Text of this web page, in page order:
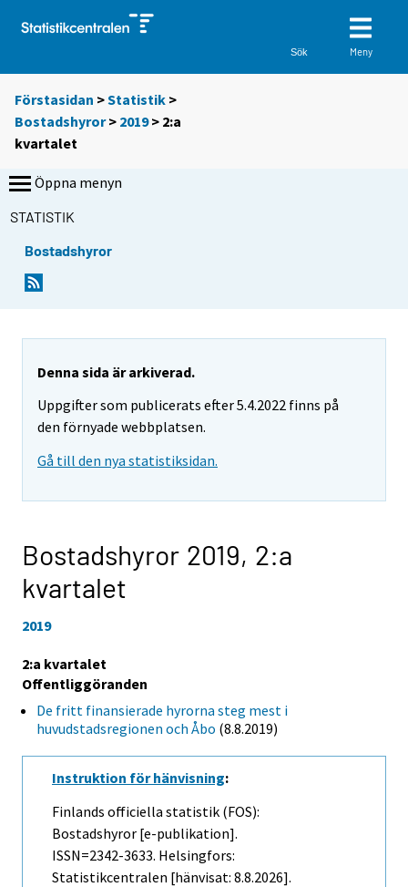
Sök Meny
Förstasidan >Statistik >
Bostadshyror> 2019> 2:a
kvartalet
Öppna menyn
STATISTIK
Bostadshyror
Denna sida är arkiverad.
Uppgifter som publicerats efter 5.4.2022 finns på
den förnyade webbplatsen.
Gå till den nya statistiksidan.
Bostadshyror 2019, 2:a
kvartalet
2019
2:a kvartalet
Offentliggöranden
De fritt finansierade hyrorna steg mest i
huvudstadsregionen och Åbo (8.8.2019)
Instruktion för hänvisning:
Finlands officiella statistik (FOS):
Bostadshyror [e-publikation].
ISSN=2342-3633. Helsingfors:
Statistikcentralen [hänvisat: 8.8.2026].